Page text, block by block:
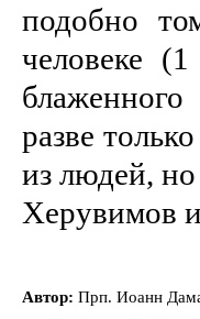
подобно
человеке
разве
из людей,
Херувимов
Автор: Прп. Иоанн